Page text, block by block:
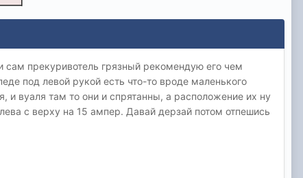
сам прекуривотель грязный рекомендую его чем
под левой рукой есть что-то вроде маленького
и вуаля там то они и спрятанны, а расположение их ну
с верху на 15 ампер. Давай дерзай потом отпешись